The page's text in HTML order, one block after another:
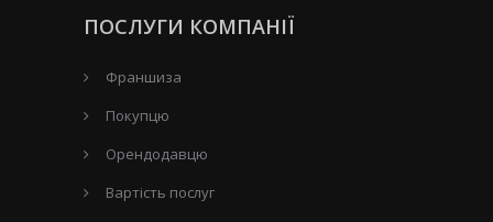
ПОСЛУГИ КОМПАНІЇ
Франшиза
Покупцю
Орендодавцю
Вартість послуг